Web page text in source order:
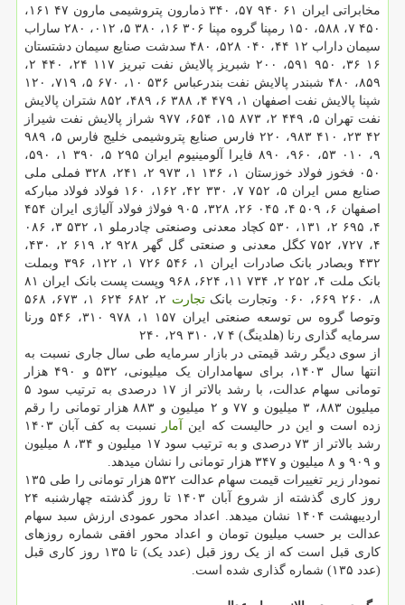
مخابراتی ایران ۶۱ ۹۴۰ ۵۷، ۳۴۰ ذمارون پتروشیمی مارون ۴۷ ۱۶۱،
۴۵۰ ۷، ۵۸۸، ۱۵۰ رمپنا گروه مپنا ۳۰۶ ۱۶، ۳۸۰ ۵، ۰۱۲، ۲۸۰ ساراب
سیمان داراب ۱۲ ۴۴، ۰۴۰ ۵۲۸، ۴۸۰ سدشت صنایع سیمان دشتستان
۱۶ ۳۶، ۹۵۰ ۵۹۱، ۲۰۰ شبریز پالایش نفت تبریز ۱۱۷ ۲۴، ۴۴۰ ۲،
۸۵۹، ۴۸۰ شبندر پالایش نفت بندرعباس ۵۳۶ ۱۰، ۶۷۰ ۵، ۷۱۹، ۱۲۰
شپنا پالایش نفت اصفهان ۱، ۴۷۹ ۴، ۳۸۸ ۶، ۴۸۹، ۸۵۲ شتران پالایش
نفت تهران ۵، ۴۴۹ ۲، ۸۷۳ ۱۵، ۶۵۴، ۹۷۷ شراز پالایش نفت شیراز
۴۲ ۲۳، ۴۱۰ ۹۸۳، ۲۲۰ فارس صنایع پتروشیمی خلیج فارس ۵، ۹۸۹
۹، ۰۱۰ ۵۳، ۹۶۰، ۸۹۰ فایرا آلومینیوم ایران ۲۹۵ ۵، ۳۹۰ ۱، ۵۹۰،
۰۵۰ فخوز فولاد خوزستان ۱، ۱۳۶ ۱، ۹۷۳ ۲، ۲۴۱، ۳۲۸ فملی ملی
صنایع مس ایران ۵، ۷۵۲ ۷، ۳۳۰ ۴۲، ۱۶۲، ۱۶۰ فولاد فولاد مبارکه
اصفهان ۶، ۵۰۹ ۴، ۰۴۵ ۲۶، ۳۲۸، ۹۰۵ فولاژ فولاد آلیاژی ایران ۴۵۴
۴، ۶۹۵ ۲، ۱۳۱، ۵۳۰ کچاد معدنی وصنعتی چادرملو ۱، ۵۳۲ ۳، ۰۸۶
۴، ۷۲۷، ۷۵۲ کگل معدنی و صنعتی گل گهر ۹۲۸ ۲، ۶۱۹ ۲، ۴۳۰،
۴۳۲ وبصادر بانک صادرات ایران ۱، ۵۴۶ ۷۲۶ ۱، ۱۲۲، ۳۹۶ وبملت
بانک ملت ۴، ۲۵۲ ۲، ۷۳۴ ۱۱، ۶۲۴، ۹۶۸ وپست پست بانک ایران ۸۱
۸، ۲۶۰ ۶۶۹، ۰۶۰ وتجارت بانک
تجارت
۲، ۶۸۲ ۶۲۴ ۱، ۶۷۳، ۵۶۸
وتوصا گروه س توسعه صنعتی ایران ۱۵۷ ۱، ۹۷۸ ۳۱۰، ۵۴۶ ورنا
سرمایه گذاری رنا (هلدینگ) ۴ ۷، ۳۱۰ ۲۹، ۲۴۰
از سوی دیگر رشد قیمتی در بازار سرمایه طی سال جاری نسبت به
انتها سال ۱۴۰۳، برای سهامداران یک میلیونی، ۵۳۲ و ۴۹۰ هزار
تومانی سهام عدالت، با رشد بالاتر از ۱۷ درصدی به ترتیب سود ۵
میلیون ۸۸۳، ۳ میلیون و ۷۷ و ۲ میلیون و ۸۸۳ هزار تومانی را رقم
زده است و این در حالیست که این آمار
نسبت به کف آبان ۱۴۰۳
رشد بالاتر از ۷۳ درصدی و به ترتیب سود ۱۷ میلیون و ۳۴، ۸ میلیون
و ۹۰۹ و ۸ میلیون و ۳۴۷ هزار تومانی را نشان میدهد.
نمودار زیر تغییرات قیمت سهام عدالت ۵۳۲ هزار تومانی را طی ۱۳۵
روز کاری گذشته از شروع آبان ۱۴۰۳ تا روز گذشته چهارشنبه ۲۴
اردیبهشت ۱۴۰۴ نشان میدهد. اعداد محور عمودی ارزش سبد سهام
عدالت بر حسب میلیون تومان و اعداد محور افقی شماره روزهای
کاری قبل است که از یک روز قبل (عدد یک) تا ۱۳۵ روز کاری قبل
(عدد ۱۳۵) شماره گذاری شده است.